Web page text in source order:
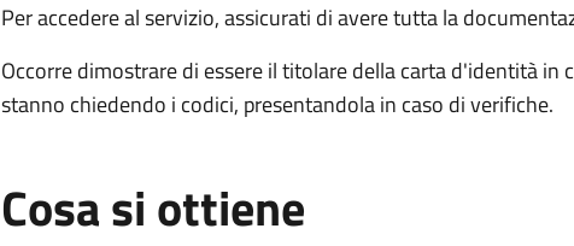
Per accedere al servizio, assicurati di avere tutta la
Occorre dimostrare di essere il titolare della carta d'identità in
stanno chiedendo i codici, presentandola in caso di verifiche.
Cosa si ottiene